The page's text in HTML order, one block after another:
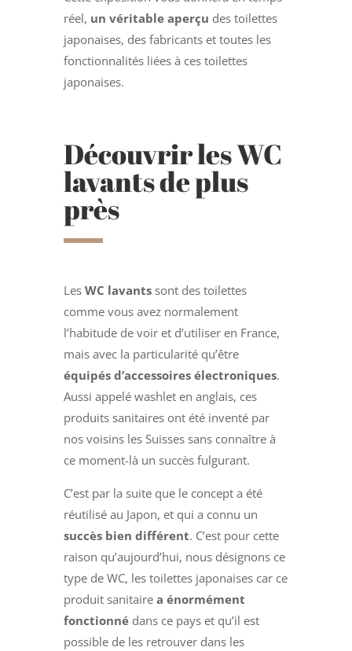
réel, un véritable aperçu des toilettes
japonaises, des fabricants et toutes les
fonctionnalités liées à ces toilettes
japonaises.
Découvrir les WC
lavants de plus
près
Les WC lavantssont des toilettes
comme vous avez normalement
l’habitude de voir et d’utiliser en France,
mais avec la particularité qu’être
équipés d’accessoires électroniques.
Aussi appelé washlet en anglais, ces
produits sanitaires ont été inventé par
nos voisins les Suisses sans connaître à
ce moment-là un succès fulgurant.
C’est par la suite que le concept a été
réutilisé au Japon, et qui a connu un
succès bien différent. C’est pour cette
raison qu’aujourd’hui, nous désignons ce
type de WC, les toilettes japonaises car ce
produit sanitaire a énormément
fonctionnédans ce pays et qu’il est
possible de les retrouver dans les